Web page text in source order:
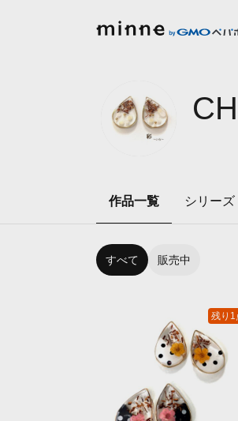
作品一覧 シリーズ
すべて 販売中
残り1